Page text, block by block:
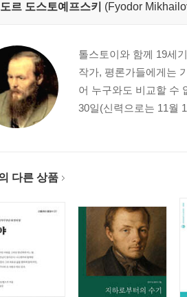
르 도스토예프스키 (Fyodor
톨스토이와 함께 19세
작가, 평론가들에게는
어 누구와도 비교할 수
30일(신력으로는 11월
다른 상품